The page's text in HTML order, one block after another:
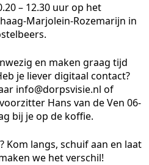
– 12.30 uur op het
Marjolein-Rozemarijn in
en maken graag tijd
je liever digitaal contact?
info@dorpsvisie.nl of
Hans van de Ven 06-
bij je op de koffie.
Kom langs, schuif aan en laat
we het verschil!